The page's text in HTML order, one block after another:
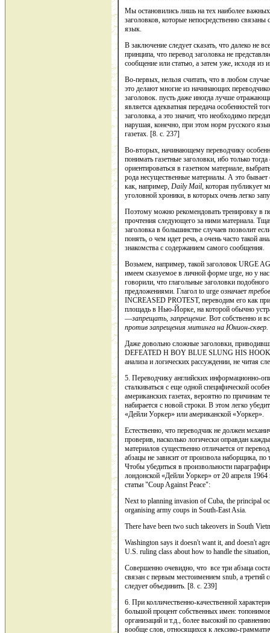
Мы остановились лишь на тех наиболее
заголов­ков, которые непосредственно
язык.
В заключение следует сказать, что далеко не
принципа, что пе­ревод заголовка не
сообщение или статью, а за­тем уже, исходя из
Во-первых, нельзя считать, что в любом
это делают многие из начинающих
заголовок. пусть даже иногда лучше
является адекватная передача особенностей
заголовка, а это значит, что необходимо
нарушая, конечно, при этом норм русского
газетах. [8. c. 237]
Во-вторых, начинающему переводчикy
понимать га­зетные заголовки, ибо только
ориентироваться в газетном ма­териале,
рода несущественные материалы. А это
как, например, Daily Mail, которая публикует
уголовной хроники, в которых очень легко
Поэтому можно рекомендовать тренировку в
прочтения следующего за ними материала.
заголовка в большинстве случаев позволит
понять, о чем идет речь, а очень часто такой
знакомства с содержанием самого сообщения.
Возьмем, например, такой заголовок URGE
имеем сказуемое в личной форме urge, но у
говорили, что глаголь­ные заголовки
предложениями. Глагол to urge означает
INCREASED PROTEST, переводим его как
площадь в Нью-Йорке, на которой обычно
—запрещать, запрещение. Вот собственно и
про­тив запрещения митинга на Юнион-сквер.
Даже довольно сложные заголовки,
DEFEATED H BOY BLUE SLUNG HIS
анализа и логических рассуждении, не чи­тая
5. Переводчику английских информационно-
сталкиваться с еще одной специфической
американских газетах, вероятно по причинам
набирается с новой строки. В этом легко
«Дейли Уоркер» или американской «Уоркер».
Естественно, что переводчик не должен
проверив, насколько логически оправдан
материалов существенно от­личается от
абзацы не зависит от произвола наборщика,
Чтобы убедиться в произвольности
лондонской «Дейли Уоркер» от 20 апреля
статьи "Coup Against Peace":
Next to planning invasion of Cuba, the principal
organising army coups in South-East Asia.
There have been two such takeovers in South
Washington says it doesn't want it, and doesn't
U.S. ruling class about how to handle the
Совершенно очевидно, что все три абзаца
связан с первым местоимением snub, а
следует объединить. [8. c. 239]
6. При колличественно-качественной
большой процент собственных имен:
организаций и т.д., более высокий по
вообще слов, относящихся к лексико-